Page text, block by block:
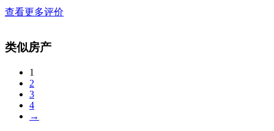
查看更多评价
类似房产
1
2
3
4
→